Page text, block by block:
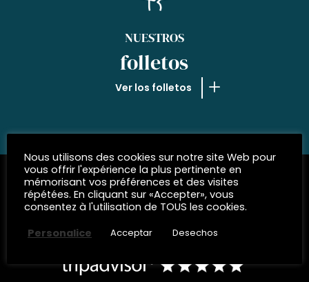
NUESTROS
folletos
Ver los folletos
SOLICITUD DE INFORMACIÓN
Nous utilisons des cookies sur notre site Web pour
vous offrir l'expérience la plus pertinente en
mémorisant vos préférences et des visites
répétées. En cliquant sur «Accepter», vous
consentez à l'utilisation de TOUS les cookies.
Personalice
Acceptar Desechos